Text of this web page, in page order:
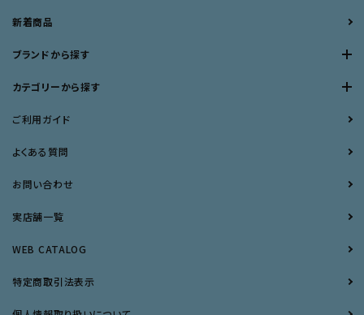
新着商品
ブランドから探す
カテゴリーから探す
ご利用ガイド
よくある質問
お問い合わせ
実店舗一覧
WEB CATALOG
特定商取引法表示